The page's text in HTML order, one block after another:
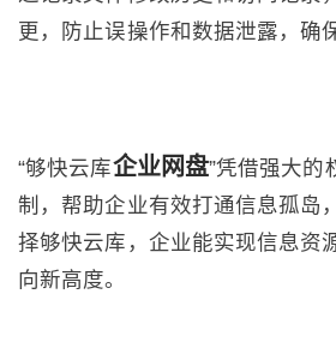
更，防止误操作和数据泄露，确
“够快云库企业网盘”凭借强大的
制，帮助企业有效打通信息孤岛
择够快云库，企业能实现信息资
向新高度。